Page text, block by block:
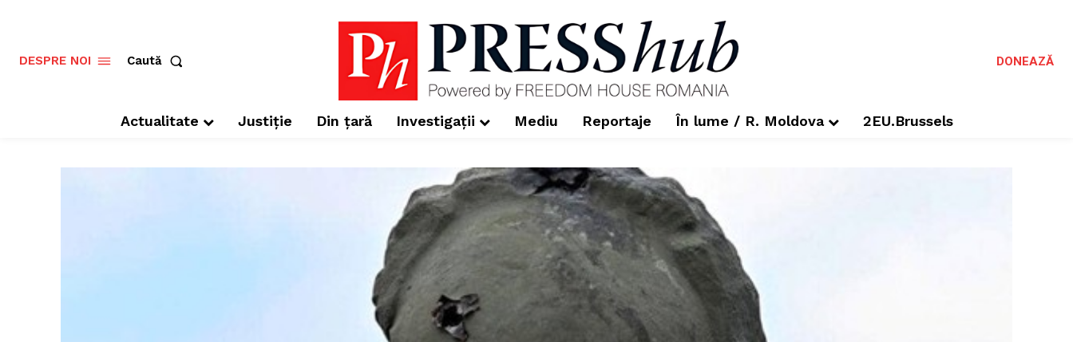
DESPRE NOI Caută DONEAZĂ
Actualitate Justiție Din țară Investigații Mediu Reportaje În lume / R. Moldova 2EU.Brussels